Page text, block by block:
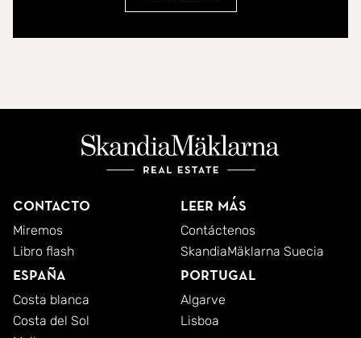
Contacto
Miremos
Libro flash
Leer más
Contáctenos
SkandiaMäklarna Suecia
España
Costa blanca
Costa del Sol
Portugal
Algarve
Lisboa